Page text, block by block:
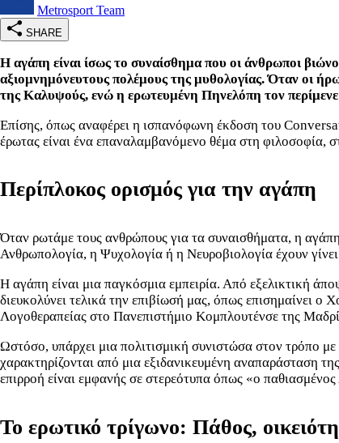
Metrosport Team
SHARE
Η αγάπη είναι ίσως το συναίσθημα που οι άνθρωποι
αξιομνημόνευτους πολέμους της μυθολογίας. Όταν οι
της Καλυψούς, ενώ η ερωτευμένη Πηνελόπη τον
Επίσης, όπως αναφέρει η ισπανόφωνη έκδοση του
έρωτας είναι ένα επαναλαμβανόμενο θέμα στη φιλοσοφία,
Περίπλοκος ορισμός για την αγάπη
Όταν ρωτάμε τους ανθρώπους για τα συναισθήματα, η
Ανθρωπολογία, η Ψυχολογία ή η Νευροβιολογία έχουν
Η αγάπη είναι μια παγκόσμια εμπειρία. Από εξελικτική
διευκολύνει τελικά την επιβίωσή μας, όπως επισημαίνει
Λογοθεραπείας στο Πανεπιστήμιο Κομπλουτένσε της
Ωστόσο, υπάρχει μια πολιτισμική συνιστώσα στον τρόπο
χαρακτηρίζονται από μια εξιδανικευμένη αναπαράσταση
επιρροή είναι εμφανής σε στερεότυπα όπως «ο
Το ερωτικό τρίγωνο: Πάθος,